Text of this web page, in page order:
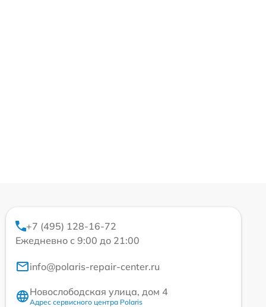
+7 (495) 128-16-72
Ежедневно с 9:00 до 21:00
info@polaris-repair-center.ru
Новослободская улица, дом 4
Адрес сервисного центра Polaris